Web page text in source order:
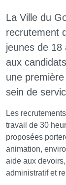
La Ville du
recrutement
jeunes de
aux
une
sein de
Les
travail de 30
proposées
animation,
aide aux
administratif et